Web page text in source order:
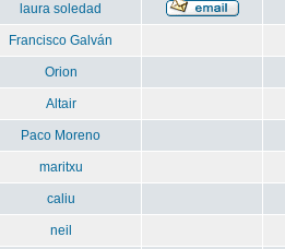
laura soledad
Francisco Galván
Orion
Altair
Paco Moreno
maritxu
caliu
neil